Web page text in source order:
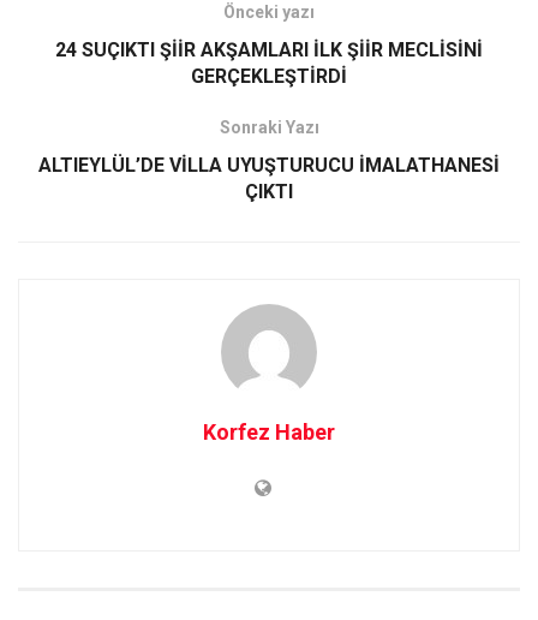
Önceki yazı
24 SUÇIKTI ŞİİR AKŞAMLARI İLK ŞİİR MECLİSİNİ
GERÇEKLEŞTİRDİ
Sonraki Yazı
ALTIEYLÜL’DE VİLLA UYUŞTURUCU İMALATHANESİ
ÇIKTI
Korfez Haber